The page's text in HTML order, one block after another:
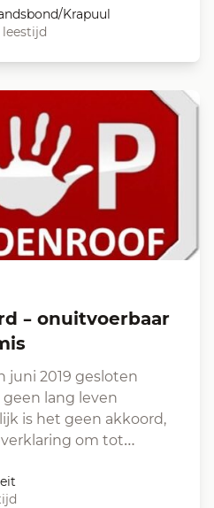
Krapuul
juni 2019 gesloten
lang leven
is het geen akkoord,
om tot…